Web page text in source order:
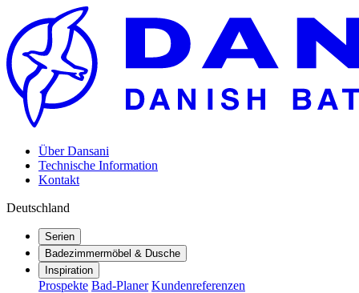
Über Dansani
Technische Information
Kontakt
Deutschland
Serien
Badezimmermöbel & Dusche
Inspiration
Prospekte Bad-Planer Kundenreferenzen